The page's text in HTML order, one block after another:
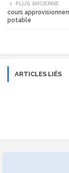
PLUS ANCIENNE
cours
potable
ARTICLES LIÉS